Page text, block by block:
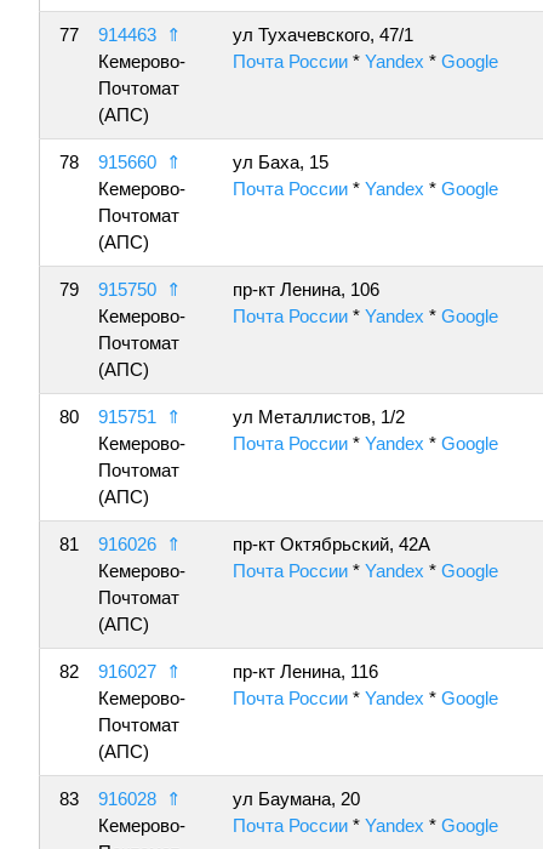
77 914463
⇑
Кемерово-
Почтомат
(АПС)
ул Тухачевского, 47/1
Почта России * Yandex * Google
78 915660
⇑
Кемерово-
Почтомат
(АПС)
ул Баха, 15
Почта России * Yandex * Google
79 915750
⇑
Кемерово-
Почтомат
(АПС)
пр-кт Ленина, 106
Почта России * Yandex * Google
80 915751
⇑
Кемерово-
Почтомат
(АПС)
ул Металлистов, 1/2
Почта России * Yandex * Google
81 916026
⇑
Кемерово-
Почтомат
(АПС)
пр-кт Октябрьский, 42А
Почта России * Yandex * Google
82 916027
⇑
Кемерово-
Почтомат
(АПС)
пр-кт Ленина, 116
Почта России * Yandex * Google
83 916028
⇑
Кемерово-
ул Баумана, 20
Почта России * Yandex * Google